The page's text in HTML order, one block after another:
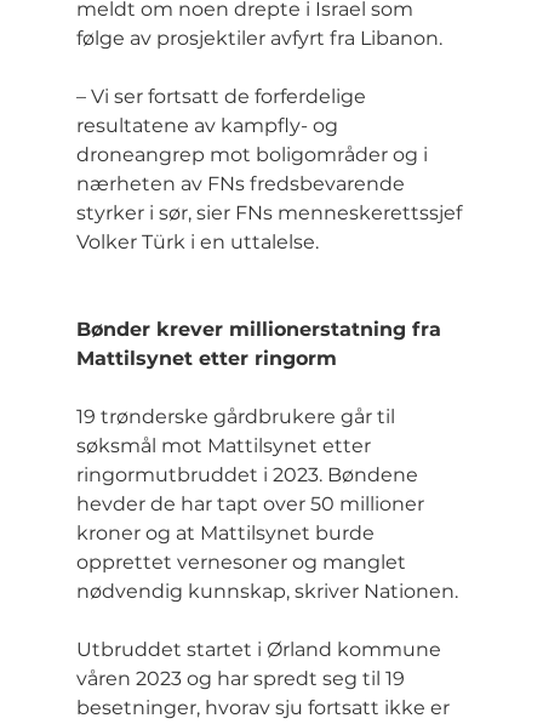
meldt om noen drepte i Israel som
følge av prosjektiler avfyrt fra Libanon.
– Vi ser fortsatt de forferdelige
resultatene av kampfly- og
droneangrep mot boligområder og i
nærheten av FNs fredsbevarende
styrker i sør, sier FNs menneskerettssjef
Volker Türk i en uttalelse.
Bønder krever millionerstatning fra
Mattilsynet etter ringorm
19 trønderske gårdbrukere går til
søksmål mot Mattilsynet etter
ringormutbruddet i 2023. Bøndene
hevder de har tapt over 50 millioner
kroner og at Mattilsynet burde
opprettet vernesoner og manglet
nødvendig kunnskap, skriver Nationen.
Utbruddet startet i Ørland kommune
våren 2023 og har spredt seg til 19
besetninger, hvorav sju fortsatt ikke er